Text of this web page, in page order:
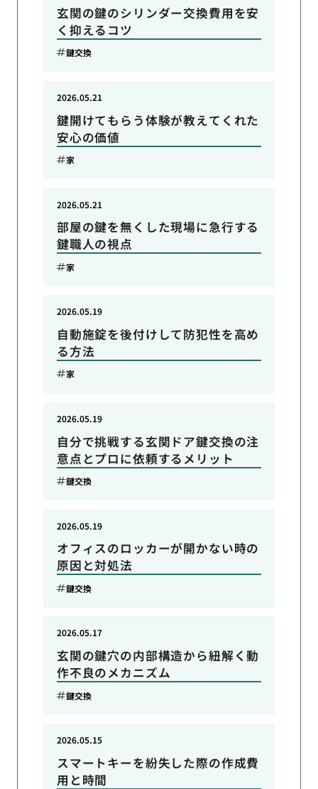
玄関の鍵のシリンダー交換費用を安
く抑えるコツ
鍵交換
鍵開けてもらう体験が教えてくれた
安心の価値
2026.05.21
家
部屋の鍵を無くした現場に急行する
鍵職人の視点
2026.05.21
家
自動施錠を後付けして防犯性を高め
る方法
2026.05.19
家
自分で挑戦する玄関ドア鍵交換の注
意点とプロに依頼するメリット
2026.05.19
鍵交換
オフィスのロッカーが開かない時の
原因と対処法
2026.05.19
鍵交換
玄関の鍵穴の内部構造から紐解く動
作不良のメカニズム
2026.05.17
鍵交換
スマートキーを紛失した際の作成費
用と時間
2026.05.15